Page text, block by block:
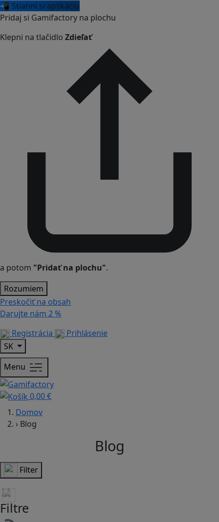
📲 Stiahni si aplikáciu
Pridaj si Gamifactory na plochu
Klepni na tlačidlo Zdieľať
a potom "Pridať na plochu".
Rozumiem
Preskočiť na obsah
Darujte nám 2 %
Registrácia
Prihlásenie
SK
Menu
0,00 €
Domov
› Blog
Blog
Filter
Filtre